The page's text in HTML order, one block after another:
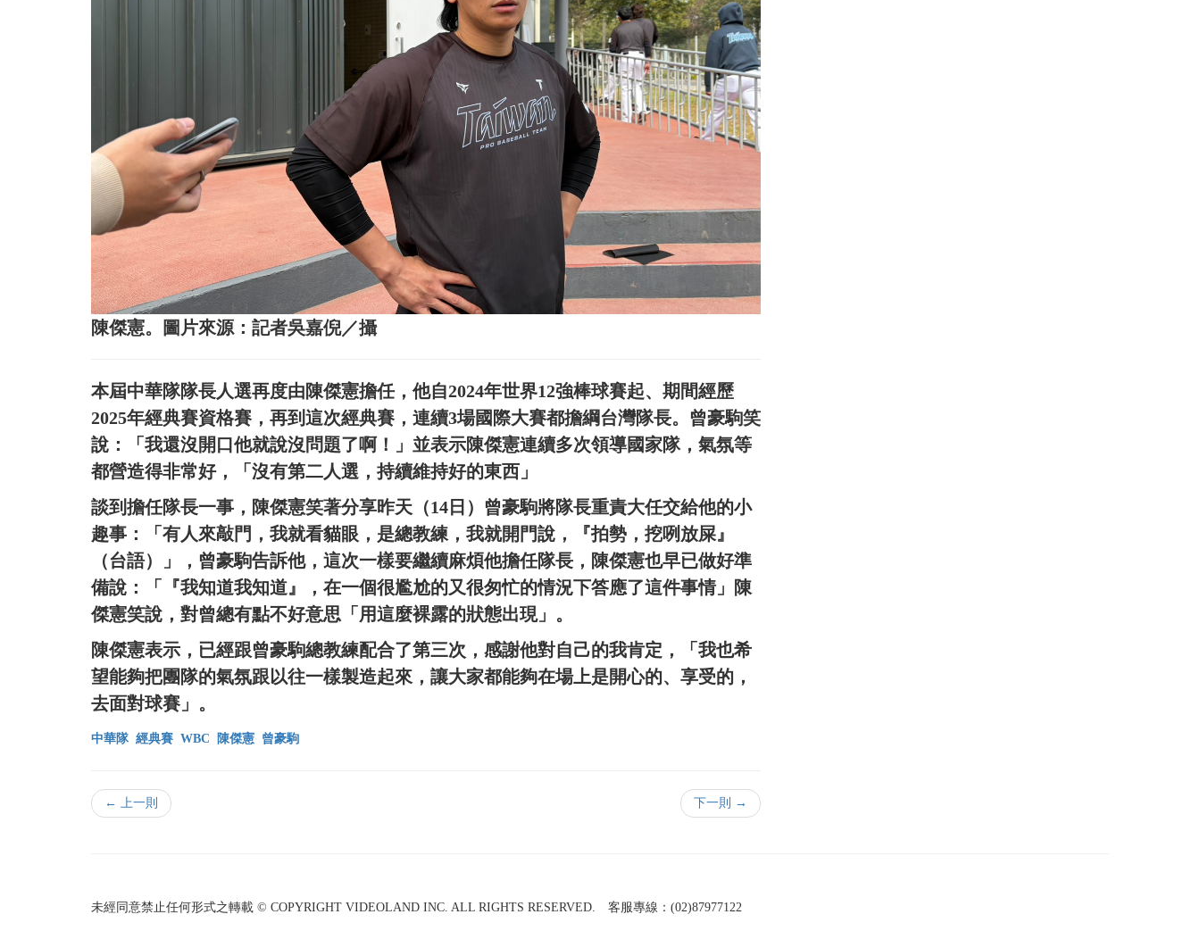
陳傑憲。圖片來源：記者吳嘉倪／攝
本屆中華隊隊長人選再度由陳傑憲擔任，他自2024年世界12強棒球賽起、期間經歷
2025年經典賽資格賽，再到這次經典賽，連續3場國際大賽都擔綱台灣隊長。曾豪駒笑
說：「我還沒開口他就說沒問題了啊！」並表示陳傑憲連續多次領導國家隊，氣氛等
都營造得非常好，「沒有第二人選，持續維持好的東西」
談到擔任隊長一事，陳傑憲笑著分享昨天（14日）曾豪駒將隊長重責大任交給他的小
趣事：「有人來敲門，我就看貓眼，是總教練，我就開門說，『拍勢，挖咧放屎』
（台語）」，曾豪駒告訴他，這次一樣要繼續麻煩他擔任隊長，陳傑憲也早已做好準
備說：「『我知道我知道』，在一個很尷尬的又很匆忙的情況下答應了這件事情」陳
傑憲笑說，對曾總有點不好意思「用這麼裸露的狀態出現」。
陳傑憲表示，已經跟曾豪駒總教練配合了第三次，感謝他對自己的我肯定，「我也希
望能夠把團隊的氣氛跟以往一樣製造起來，讓大家都能夠在場上是開心的、享受的，
去面對球賽」。
中華隊 經典賽 WBC 陳傑憲 曾豪駒
← 上一則 下一則 →
未經同意禁止任何形式之轉載 © COPYRIGHT VIDEOLAND INC. ALL RIGHTS RESERVED. 客服專線：(02)87977122